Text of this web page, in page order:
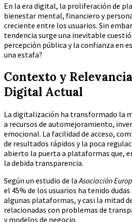
En la era digital, la proliferación de
bienestar mental, financiero y
creciente entre los usuarios. Sin
tendencia surge una inevitable
percepción pública y la confianza en
una estafa?
Contexto y
Digital Actual
La digitalización ha transformado la
a recursos de automejoramiento,
emocional. La facilidad de acceso,
de resultados rápidos y la poca
abierto la puerta a plataformas que,
la debida transparencia.
Según un estudio de laAsociación
el 45% de los usuarios ha tenido
algunas plataformas, y casi la mitad
relacionadas con problemas de
y modelos de negocio.